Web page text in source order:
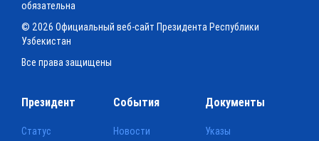
обязательна
© 2026 Официальный веб-сайт Президента Республики
Узбекистан
Все права защищены
Президент
Статус
События
Новости
Документы
Указы